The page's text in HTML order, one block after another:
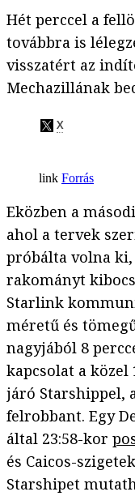
Hét perccel a
továbbra is
visszatért az
Mechazillának
Forrás
Eközben a
ahol a tervek
próbálta volna ki,
rakományt
Starlink
méretű és
nagyjából 8
kapcsolat a
járó Starshippel,
felrobbant. Egy
által 23:58-kor
és Caicos-
Starshipet